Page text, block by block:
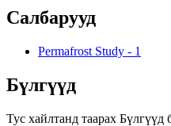
Салбарууд
Permafrost Study - 1
Бүлгүүд
Тус хайлтанд таарах Бүлгүүд